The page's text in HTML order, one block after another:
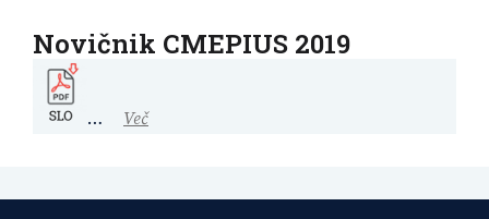
Novičnik CMEPIUS 2019
… Več